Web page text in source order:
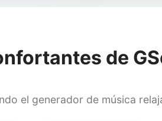
de
el generador de música